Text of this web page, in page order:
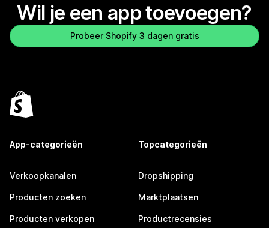
Wil je een app toevoegen?
Probeer Shopify 3 dagen gratis
App-categorieën
Verkoopkanalen
Producten zoeken
Producten verkopen
Topcategorieën
Dropshipping
Marktplaatsen
Productrecensies